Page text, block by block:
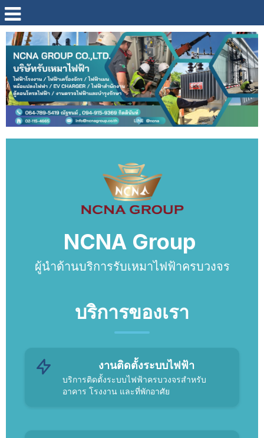
NCNA Group
ผู้นำด้านบริการรับเหมาไฟฟ้าครบวงจร
บริการของเรา
งานติดตั้งระบบไฟฟ้า
บริการติดตั้งระบบไฟฟ้าครบวงจรสำหรับ
อาคาร โรงงาน และที่พักอาศัย